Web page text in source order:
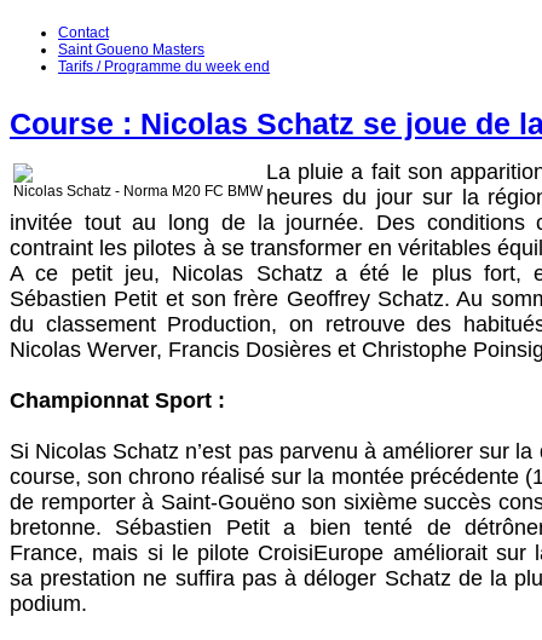
Contact
Saint Goueno Masters
Tarifs / Programme du week end
Course : Nicolas Schatz se joue de
Nicolas Schatz - Norma M20 FC BMW
La pluie a fait son
heures du jour sur la
invitée tout au long de la journée. Des conditions
contraint les pilotes à se transformer en véritables
A ce petit jeu, Nicolas Schatz a été le plus fort,
Sébastien Petit et son frère Geoffrey Schatz. Au
du classement Production, on retrouve des
Nicolas Werver, Francis Dosières et Christophe
Championnat Sport :
Si Nicolas Schatz n’est pas parvenu à améliorer sur
course, son chrono réalisé sur la montée précédente
de remporter à Saint-Gouëno son sixième succès
bretonne. Sébastien Petit a bien tenté de
France, mais si le pilote CroisiEurope améliorait sur
sa prestation ne suffira pas à déloger Schatz de la
podium.